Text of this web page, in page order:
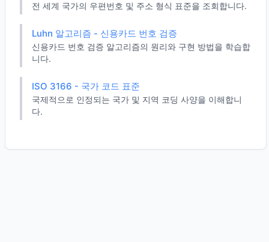
전 세계 국가의 우편번호 및 주소 형식 표준을 조회합니다.
Luhn 알고리즘 - 신용카드 번호 검증
신용카드 번호 검증 알고리즘의 원리와 구현 방법을 학습합
니다.
ISO 3166 - 국가 코드 표준
국제적으로 인정되는 국가 및 지역 코딩 사양을 이해합니
다.